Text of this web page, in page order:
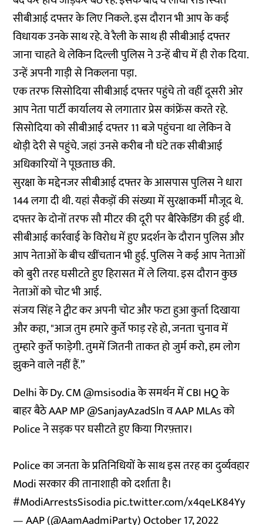
सीबीआई दफ्तर के लिए निकले. इस दौरान भी आप के कई
विधायक उनके साथ रहे. वे रैली के साथ ही सीबीआई दफ्तर
जाना चाहते थे लेकिन दिल्ली पुलिस ने उन्हें बीच में ही रोक दिया.
उन्हें अपनी गाड़ी से निकलना पड़ा.
एक तरफ सिसोदिया सीबीआई दफ्तर पहुंचे तो वहीं दूसरी ओर
आप नेता पार्टी कार्यालय से लगातार प्रेस कांफ्रेंस करते रहे.
सिसोदिया को सीबीआई दफ्तर 11 बजे पहुंचना था लेकिन वे
थोड़ी देरी से पहुंचे. जहां उनसे करीब नौ घंटे तक सीबीआई
अधिकारियों ने पूछताछ की.
सुरक्षा के मद्देनजर सीबीआई दफ्तर के आसपास पुलिस ने धारा
144 लगा दी थी. यहां सैकड़ों की संख्या में सुरक्षाकर्मी मौजूद थे.
दफ्तर के दोनों तरफ सौ मीटर की दूरी पर बैरिकेडिंग की हुई थी.
सीबीआई कार्रवाई के विरोध में हुए प्रदर्शन के दौरान पुलिस और
आप नेताओं के बीच खींचतान भी हुई. पुलिस ने कई आप नेताओं
को बुरी तरह घसीटते हुए हिरासत में ले लिया. इस दौरान कुछ
नेताओं को चोट भी आई.
संजय सिंह ने ट्वीट कर अपनी चोट और फटा हुआ कुर्ता दिखाया
और कहा, "आज तुम हमारे कुर्ते फाड़ रहे हो, जनता चुनाव में
तुम्हारे कुर्ते फाड़ेगी. तुममें जितनी ताकत हो जुर्म करो, हम लोग
झुकने वाले नहीं हैं.”
Delhi के Dy. CM@msisodiaके समर्थन में CBI HQ के
बाहर बैठे AAP MP@SanjayAzadSlnव AAP MLAs को
Police ने सड़क पर घसीटते हुए किया गिरफ़्तार।
Police का जनता के प्रतिनिधियों के साथ इस तरह का दुर्व्यवहार
Modi सरकार की तानाशाही को दर्शाता है।
#ModiArrestsSisodiapic.twitter.com/x4qeLK84Yy
— AAP (@AamAadmiParty)October 17, 2022